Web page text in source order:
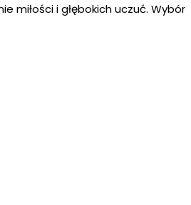
miłości i głębokich uczuć. Wybór